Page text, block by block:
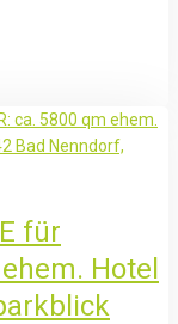
für
ehem. Hotel